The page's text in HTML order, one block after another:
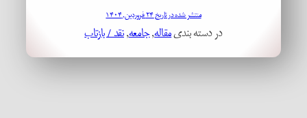
منتشر شده در تاریخ ۲۴ فروردین, ۱۴۰۴
در دسته بندیمقاله, جامعه, نقد / بازتاب